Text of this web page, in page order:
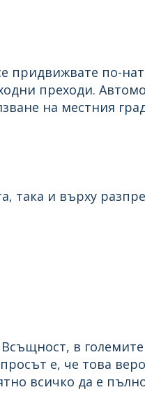
придвижвате по-
преходи.
на местния
така и върху
в
е, че това
всичко да е